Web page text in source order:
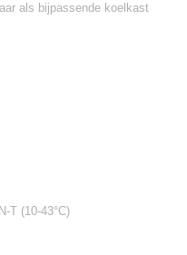
als bijpassende koelkast
T (10-43°C)